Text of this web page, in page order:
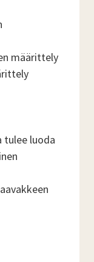
määrittely
tulee luoda